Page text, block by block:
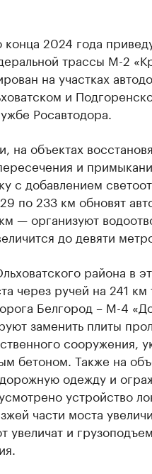
2024 года
трассы М-2
на участках
и
Росавтодора.
на объектах
и
с добавлением
по 233 км обновят
— организуют
до девяти
района в
через ручей на 241
Белгород – М-4
заменить плиты
сооружения,
бетоном. Также на
одежду и
устройство
части моста
увеличат и